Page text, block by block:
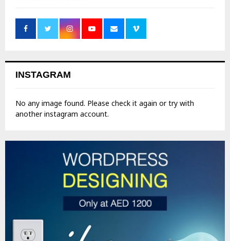
INSTAGRAM
No any image found. Please check it again or try with
another instagram account.